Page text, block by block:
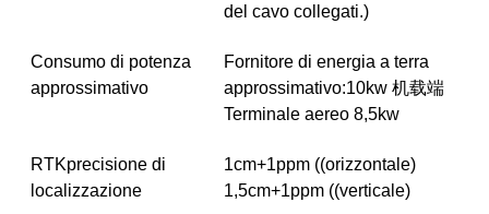
del cavo collegati.)
Consumo di potenza
approssimativo
Fornitore di energia a terra
approssimativo:10kw 机载端
Terminale aereo 8,5kw
RTKprecisione di
localizzazione
1cm+1ppm ((orizzontale)
1,5cm+1ppm ((verticale)